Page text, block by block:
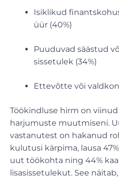
Isiklikud
üür (40%)
Puuduvad säästud
sissetulek (34%)
Ettevõtte või
Töökindluse hirm on
harjumuste muutmiseni.
vastanutest on hakanud
kulutusi kärpima, lausa
uut töökohta ning 44%
lisasissetulekut. See